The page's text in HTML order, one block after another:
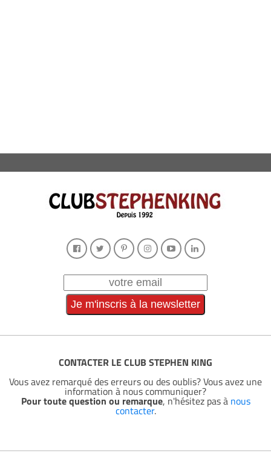
CONTACTER LE CLUB STEPHEN KING
Vous avez remarqué des erreurs ou des oublis? Vous avez une
information à nous communiquer?
Pour toute question ou remarque, n'hésitez pas à nous
contacter.